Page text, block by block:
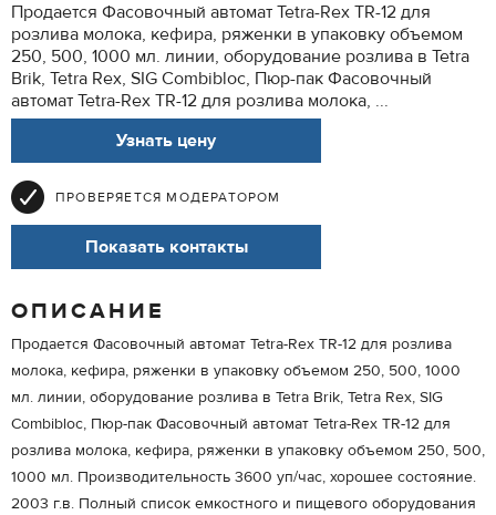
Продается Фасовочный автомат Tetra-Rex TR-12 для
розлива молока, кефира, ряженки в упаковку объемом
250, 500, 1000 мл. линии, оборудование розлива в Tetra
Brik, Tetra Rex, SIG Combibloc, Пюр-пак Фасовочный
автомат Tetra-Rex TR-12 для розлива молока, ...
Узнать цену
ПРОВЕРЯЕТСЯ МОДЕРАТОРОМ
Показать контакты
ОПИСАНИЕ
Продается Фасовочный автомат Tetra-Rex TR-12 для розлива
молока, кефира, ряженки в упаковку объемом 250, 500, 1000
мл. линии, оборудование розлива в Tetra Brik, Tetra Rex, SIG
Combibloc, Пюр-пак Фасовочный автомат Tetra-Rex TR-12 для
розлива молока, кефира, ряженки в упаковку объемом 250, 500,
1000 мл. Производительность 3600 уп/час, хорошее состояние.
2003 г.в. Полный список емкостного и пищевого оборудования